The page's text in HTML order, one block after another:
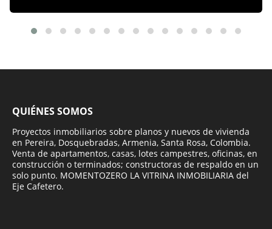
QUIÉNES SOMOS
Proyectos inmobiliarios sobre planos y nuevos de vivienda
en Pereira, Dosquebradas, Armenia, Santa Rosa, Colombia.
Venta de apartamentos, casas, lotes campestres, oficinas, en
construcción o terminados; constructoras de respaldo en un
solo punto. MOMENTOZERO LA VITRINA INMOBILIARIA del
Eje Cafetero.